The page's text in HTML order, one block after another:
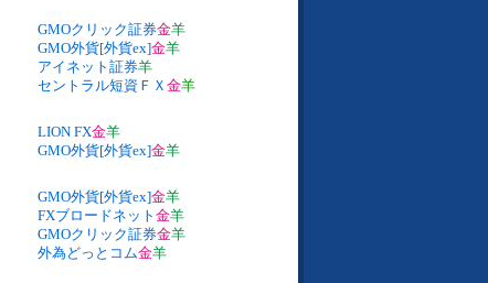
GMOクリック証券金羊
GMO外貨[外貨ex]金羊
アイネット証券羊
セントラル短資ＦＸ 金羊
LION FX金羊
GMO外貨[外貨ex]金羊
GMO外貨[外貨ex]金羊
FXブロードネット 金羊
GMOクリック証券金羊
外為どっとコム金羊